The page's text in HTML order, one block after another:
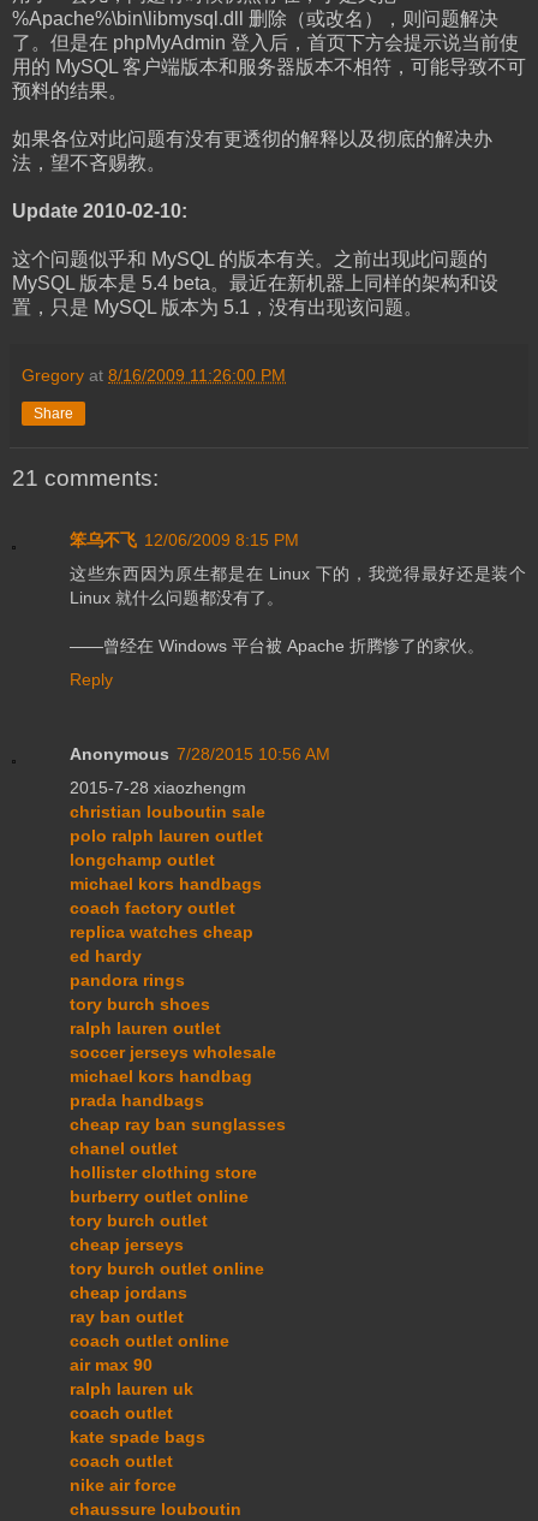
%Apache%\bin\libmysql.dll 删除（或改名），则问题解决
了。但是在 phpMyAdmin 登入后，首页下方会提示说当前使
用的 MySQL 客户端版本和服务器版本不相符，可能导致不可
预料的结果。
如果各位对此问题有没有更透彻的解释以及彻底的解决办
法，望不吝赐教。
Update 2010-02-10:
这个问题似乎和 MySQL 的版本有关。之前出现此问题的
MySQL 版本是 5.4 beta。最近在新机器上同样的架构和设
置，只是 MySQL 版本为 5.1，没有出现该问题。
Gregory at 8/16/2009 11:26:00 PM
Share
21 comments:
笨乌不飞 12/06/2009 8:15 PM
这些东西因为原生都是在 Linux 下的，我觉得最好还是装个
Linux 就什么问题都没有了。
——曾经在 Windows 平台被 Apache 折腾惨了的家伙。
Reply
Anonymous 7/28/2015 10:56 AM
2015-7-28 xiaozhengm
christian louboutin sale
polo ralph lauren outlet
longchamp outlet
michael kors handbags
coach factory outlet
replica watches cheap
ed hardy
pandora rings
tory burch shoes
ralph lauren outlet
soccer jerseys wholesale
michael kors handbag
prada handbags
cheap ray ban sunglasses
chanel outlet
hollister clothing store
burberry outlet online
tory burch outlet
cheap jerseys
tory burch outlet online
cheap jordans
ray ban outlet
coach outlet online
air max 90
ralph lauren uk
coach outlet
kate spade bags
coach outlet
nike air force
chaussure louboutin